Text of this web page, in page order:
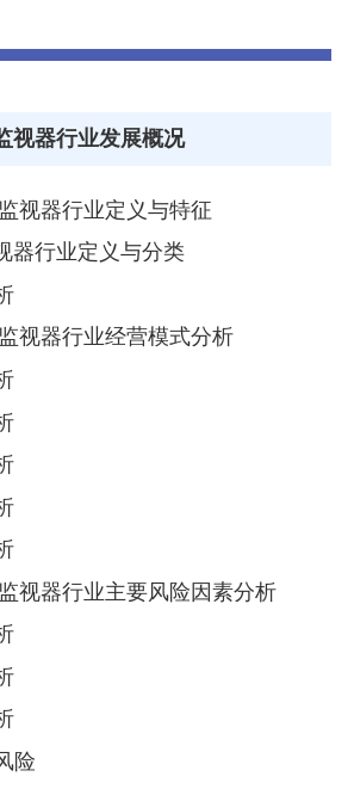
视器行业发展概况
视器行业定义与特征
器行业定义与分类
视器行业经营模式分析
视器行业主要风险因素分析
险